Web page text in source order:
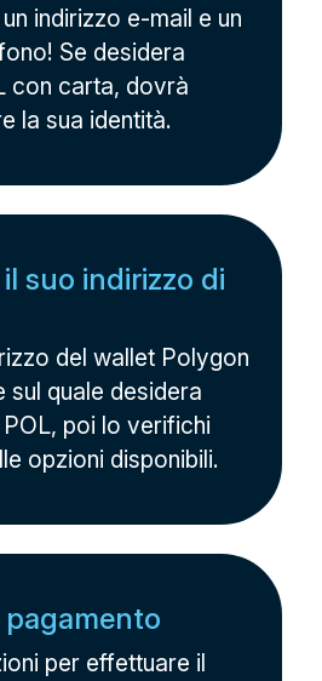
indirizzo e-mail e un
Se desidera
con carta, dovrà
la sua identità.
suo indirizzo di
del wallet Polygon
sul quale desidera
poi lo verifichi
opzioni disponibili.
per effettuare il